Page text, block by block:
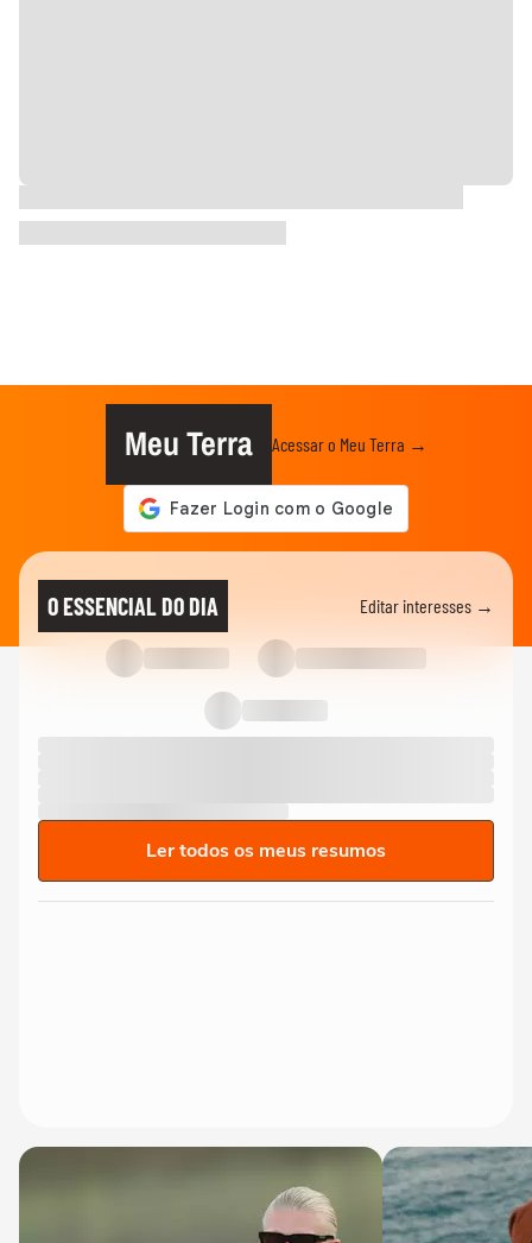
Meu Terra Acessar o Meu Terra →
O ESSENCIAL DO DIA Editar interesses →
Ler todos os meus resumos